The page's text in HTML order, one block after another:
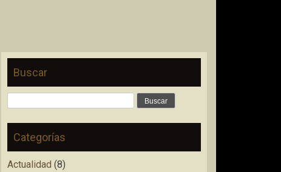
Buscar
Categorías
Actualidad (8)